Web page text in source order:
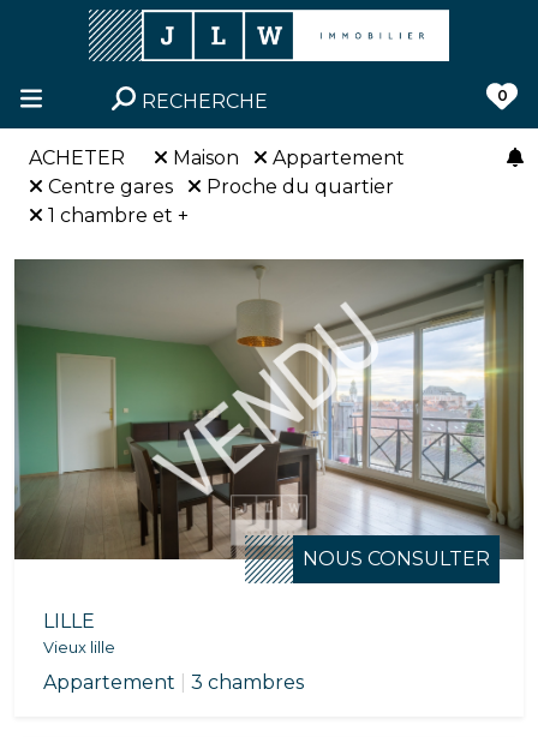
RECHERCHE 0
ACHETER Maison
Appartement
Centre gares
Proche du quartier
1 chambre et +
NOUS CONSULTER
LILLE
Vieux lille
Appartement 3 chambres